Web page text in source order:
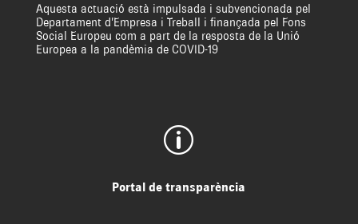
Aquesta actuació està impulsada i subvencionada pel
Departament d’Empresa i Treball i finançada pel Fons
Social Europeu com a part de la resposta de la Unió
Europea a la pandèmia de COVID-19
p
Portal de transparència